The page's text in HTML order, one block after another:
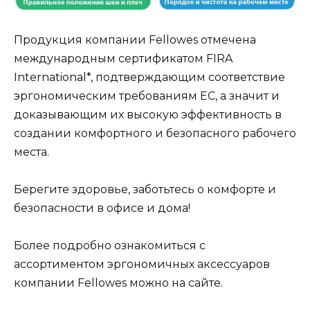
Продукция компании Fellowes отмечена
международным сертификатом FIRA
International*, подтверждающим соответствие
эргономическим требованиям ЕС, а значит и
доказывающим их высокую эффективность в
создании комфортного и безопасного рабочего
места.
Берегите здоровье, заботьтесь о комфорте и
безопасности в офисе и дома!
Более подробно ознакомиться с
ассортиментом эргономичных аксессуаров
компании Fellowes можно на сайте.